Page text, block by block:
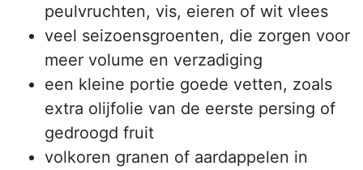
peulvruchten, vis, eieren of wit vlees
veel seizoensgroenten, die zorgen voor
meer volume en verzadiging
een kleine portie goede vetten, zoals
extra olijfolie van de eerste persing of
gedroogd fruit
volkoren granen of aardappelen in